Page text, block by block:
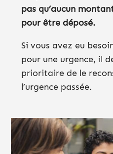
pas qu’aucun
pour être déposé.
Si vous avez eu
pour une urgence, il
prioritaire de le
l’urgence passée.